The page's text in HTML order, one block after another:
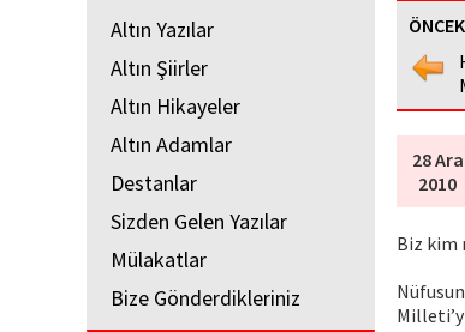
Altın Yazılar
Altın Şiirler
Altın Hikayeler
Altın Adamlar
Destanlar
Sizden Gelen Yazılar
Mülakatlar
Bize Gönderdikleriniz
28 Ara
2010
Biz kim